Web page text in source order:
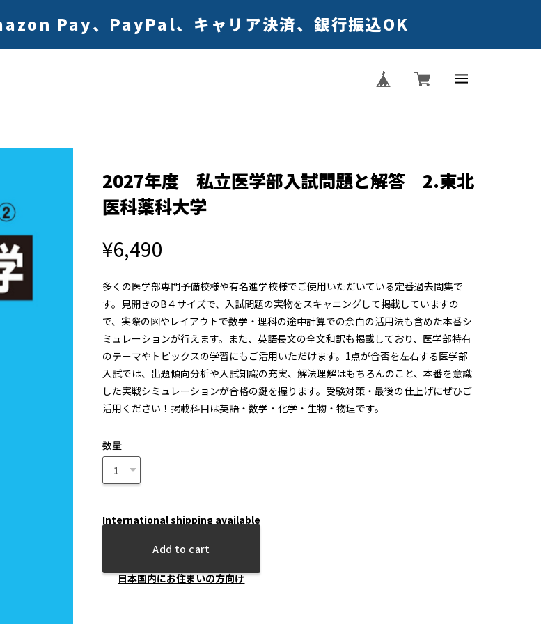
Pay、PayPal、キャリア決済、銀行振込OK
2027年度 私立医学部入試問題と解答 2.東北
医科薬科大学
¥6,490
多くの医学部専門予備校様や有名進学校様でご使用いただいている定番過去問集で
す。見開きのB４サイズで、入試問題の実物をスキャニングして掲載していますの
で、実際の図やレイアウトで数学・理科の途中計算での余白の活用法も含めた本番シ
ミュレーションが行えます。また、英語長文の全文和訳も掲載しており、医学部特有
のテーマやトピックスの学習にもご活用いただけます。1点が合否を左右する医学部
入試では、出題傾向分析や入試知識の充実、解法理解はもちろんのこと、本番を意識
した実戦シミュレーションが合格の鍵を握ります。受験対策・最後の仕上げにぜひご
活用ください！掲載科目は英語・数学・化学・生物・物理です。
数量
International shipping available
Add to cart
日本国内にお住まいの方向け